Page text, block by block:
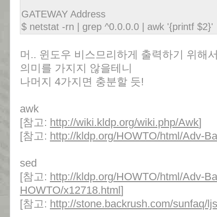
GATEWAY Address
$ netstat -rn | grep ^0.0.0.0 | awk '{printf $2}'
머.. 윈도우 비스므리하게 출력하기 위해
의미를 가지지 않을테니
나머지 4가지면 충분할 듯!
awk
[참고: http://wiki.kldp.org/wiki.php/Awk]
[참고: http://kldp.org/HOWTO/html/Adv-
sed
[참고: http://kldp.org/HOWTO/html/Adv-
HOWTO/x12718.html]
[참고: http://stone.backrush.com/sunfaq/